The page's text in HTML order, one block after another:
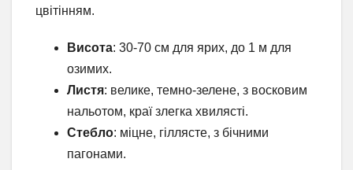
цвітінням.
Висота: 30-70 см для ярих, до 1 м для
озимих.
Листя: велике, темно-зелене, з восковим
нальотом, краї злегка хвилясті.
Стебло: міцне, гіллясте, з бічними
пагонами.